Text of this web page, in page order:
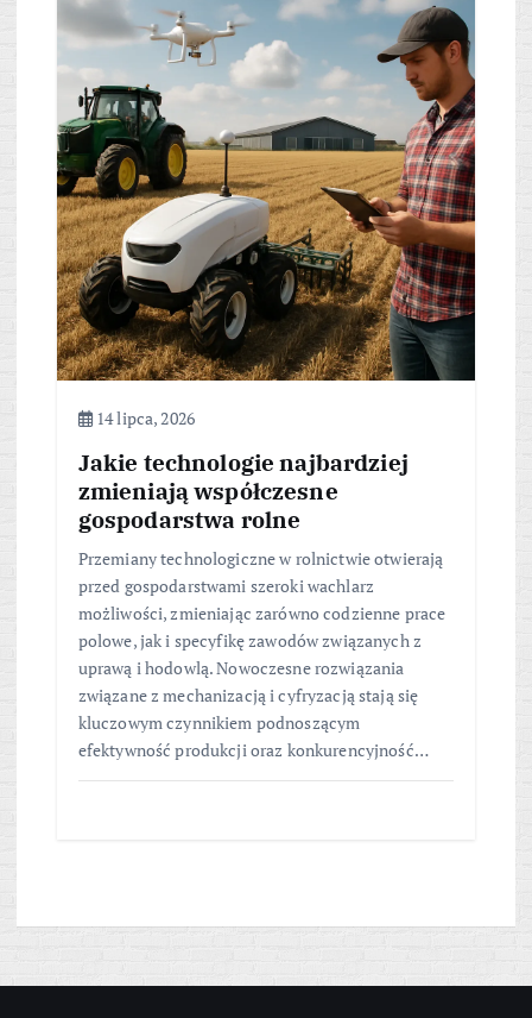
14 lipca, 2026
Jakie technologie najbardziej
zmieniają współczesne
gospodarstwa rolne
Przemiany technologiczne w rolnictwie otwierają
przed gospodarstwami szeroki wachlarz
możliwości, zmieniając zarówno codzienne prace
polowe, jak i specyfikę zawodów związanych z
uprawą i hodowlą. Nowoczesne rozwiązania
związane z mechanizacją i cyfryzacją stają się
kluczowym czynnikiem podnoszącym
efektywność produkcji oraz konkurencyjność…